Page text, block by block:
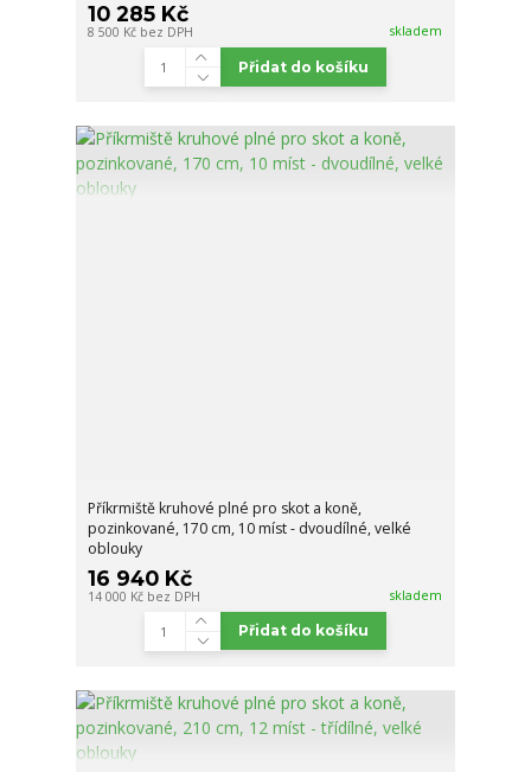
10 285 Kč
8 500 Kč bez DPH skladem
Přidat do košíku
Příkrmiště kruhové plné pro skot a koně,
pozinkované, 170 cm, 10 míst - dvoudílné, velké
oblouky
16 940 Kč
14 000 Kč bez DPH skladem
Přidat do košíku